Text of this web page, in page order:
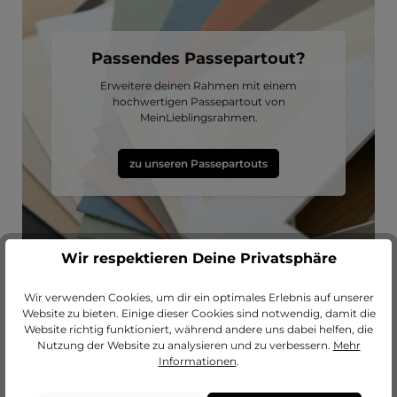
Passendes Passepartout?
Erweitere deinen Rahmen mit einem
hochwertigen Passepartout von
MeinLieblingsrahmen.
zu unseren Passepartouts
Produktgalerie überspringen
Lass dich inspirieren
Wir respektieren Deine Privatsphäre
Wir verwenden Cookies, um dir ein optimales Erlebnis auf unserer
Website zu bieten. Einige dieser Cookies sind notwendig, damit die
Website richtig funktioniert, während andere uns dabei helfen, die
Nutzung der Website zu analysieren und zu verbessern. Mehr
Informationen.